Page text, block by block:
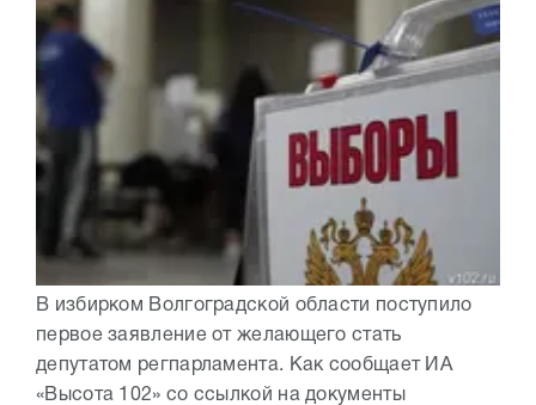
В избирком Волгоградской области поступило
первое заявление от желающего стать
депутатом регпарламента. Как сообщает ИА
«Высота 102» со ссылкой на документы